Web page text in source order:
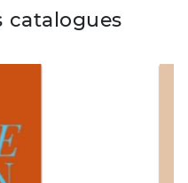
catalogues